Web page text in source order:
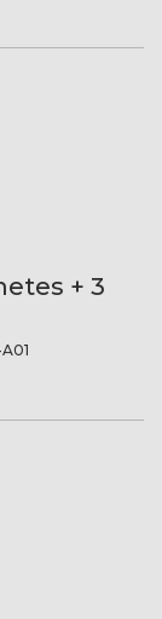
+ 3